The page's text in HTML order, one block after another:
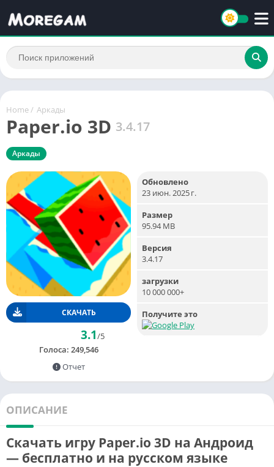
Home / Аркады
Paper.io 3D 3.4.17
Аркады
СКАЧАТЬ
3.1/5
Голоса: 249,546
Отчет
Обновлено
23 июн. 2025 г.
Размер
95.94 MB
Версия
3.4.17
загрузки
10 000 000+
Получите это
ОПИСАНИЕ
Скачать игру Paper.io 3D на Андроид
— бесплатно и на русском языке